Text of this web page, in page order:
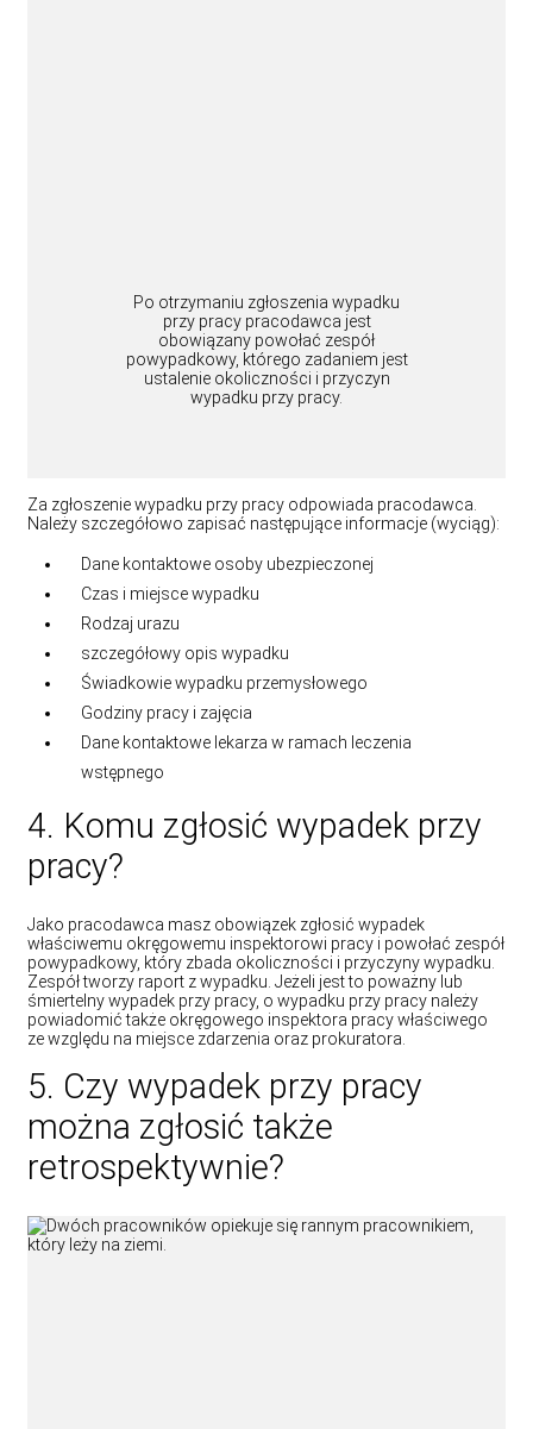
Po otrzymaniu zgłoszenia wypadku
przy pracy pracodawca jest
obowiązany powołać zespół
powypadkowy, którego zadaniem jest
ustalenie okoliczności i przyczyn
wypadku przy pracy.
Za zgłoszenie wypadku przy pracy odpowiada pracodawca.
Należy szczegółowo zapisać następujące informacje (wyciąg):
Dane kontaktowe osoby ubezpieczonej
Czas i miejsce wypadku
Rodzaj urazu
szczegółowy opis wypadku
Świadkowie wypadku przemysłowego
Godziny pracy i zajęcia
Dane kontaktowe lekarza w ramach leczenia
wstępnego
4. Komu zgłosić wypadek przy
pracy?
Jako pracodawca masz obowiązek zgłosić wypadek
właściwemu okręgowemu inspektorowi pracy i powołać zespół
powypadkowy, który zbada okoliczności i przyczyny wypadku.
Zespół tworzy raport z wypadku. Jeżeli jest to poważny lub
śmiertelny wypadek przy pracy, o wypadku przy pracy należy
powiadomić także okręgowego inspektora pracy właściwego
ze względu na miejsce zdarzenia oraz prokuratora.
5. Czy wypadek przy pracy
można zgłosić także
retrospektywnie?